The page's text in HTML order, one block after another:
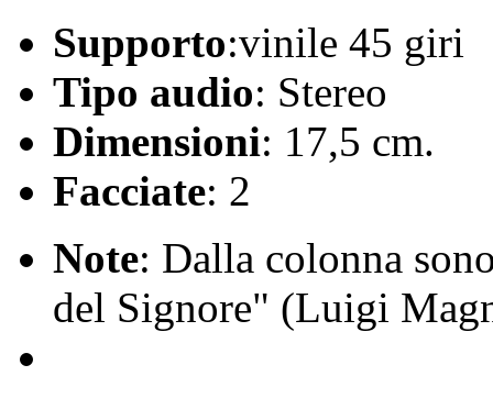
Supporto:vinile 45 giri
Tipo audio: Stereo
Dimensioni: 17,5 cm.
Facciate: 2
Note: Dalla colonna
del Signore" (Luigi